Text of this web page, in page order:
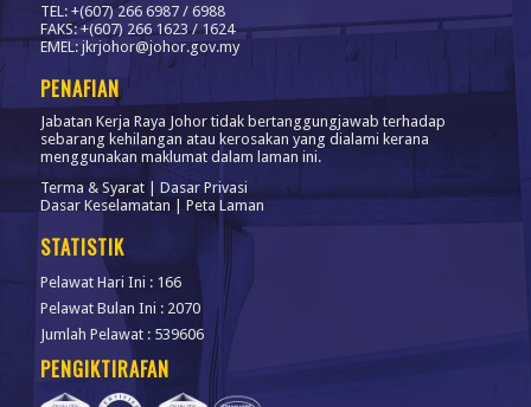
TEL: +(607) 266 6987 / 6988
FAKS: +(607) 266 1623 / 1624
EMEL: jkrjohor@johor.gov.my
PENAFIAN
Jabatan Kerja Raya Johor tidak bertanggungjawab terhadap
sebarang kehilangan atau kerosakan yang dialami kerana
menggunakan maklumat dalam laman ini.
Terma & Syarat| Dasar Privasi
Dasar Keselamatan | Peta Laman
STATISTIK
Pelawat Hari Ini : 166
Pelawat Bulan Ini : 2070
Jumlah Pelawat : 539606
PENGIKTIRAFAN